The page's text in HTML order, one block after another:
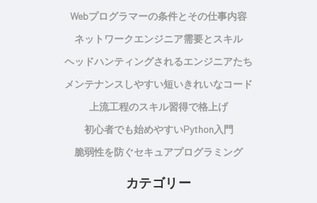
Webプログラマーの条件とその仕事内容
ネットワークエンジニア需要とスキル
ヘッドハンティングされるエンジニアたち
メンテナンスしやすい短いきれいなコード
上流工程のスキル習得で格上げ
初心者でも始めやすいPython入門
脆弱性を防ぐセキュアプログラミング
カテゴリー